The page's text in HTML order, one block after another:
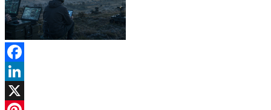
Facebook
LinkedIn